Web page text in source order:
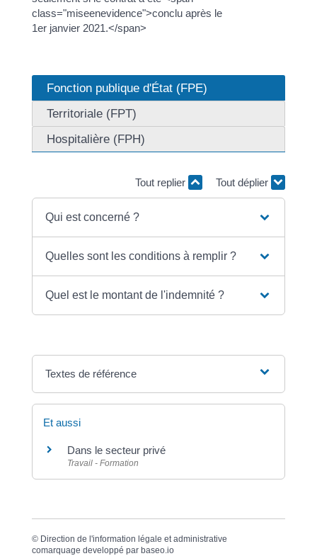
class="miseenevidence">conclu après le
1er janvier 2021.</span>
Fonction publique d'État (FPE)
Territoriale (FPT)
Hospitalière (FPH)
Tout replier Tout déplier
Qui est concerné ?
Quelles sont les conditions à remplir ?
Quel est le montant de l'indemnité ?
Textes de référence
Et aussi
Dans le secteur privé
Travail - Formation
© Direction de l'information légale et administrative
comarquage developpé par baseo.io